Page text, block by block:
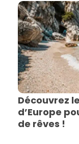
Découvrez
d’Europe
de rêves !